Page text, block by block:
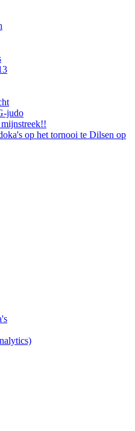
judo
op het tornooi te Dilsen op